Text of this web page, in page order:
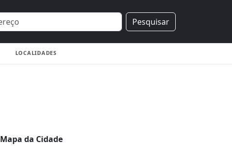
Pesquisar
LOCALIDADES
Mapa da Cidade